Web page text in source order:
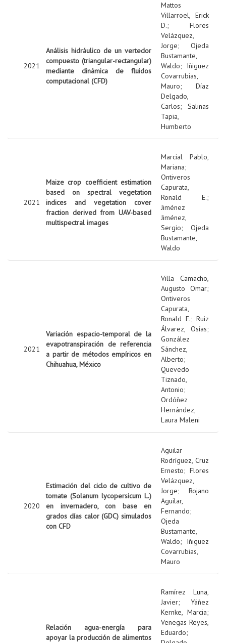
2021
Análisis hidráulico de un vertedor
compuesto (triangular-rectangular)
mediante dinámica de fluidos
computacional (CFD)
Mattos
Villarroel, Erick
D.; Flores
Velázquez,
Jorge; Ojeda
Bustamante,
Waldo; Iñiguez
Covarrubias,
Mauro; Díaz
Delgado,
Carlos; Salinas
Tapia,
Humberto
2021
Maize crop coefficient estimation
based on spectral vegetation
indices and vegetation cover
fraction derived from UAV-based
multispectral images
Marcial Pablo,
Mariana;
Ontiveros
Capurata,
Ronald E.;
Jiménez
Jiménez,
Sergio; Ojeda
Bustamante,
Waldo
2021
Variación espacio-temporal de la
evapotranspiración de referencia
a partir de métodos empíricos en
Chihuahua, México
Villa Camacho,
Augusto Omar;
Ontiveros
Capurata,
Ronald E.; Ruiz
Álvarez, Osías;
González
Sánchez,
Alberto;
Quevedo
Tiznado,
Antonio;
Ordóñez
Hernández,
Laura Maleni
2020
Estimación del ciclo de cultivo de
tomate (Solanum lycopersicum L.)
en invernadero, con base en
grados días calor (GDC) simulados
con CFD
Aguilar
Rodríguez, Cruz
Ernesto; Flores
Velázquez,
Jorge; Rojano
Aguilar,
Fernando;
Ojeda
Bustamante,
Waldo; Iñiguez
Covarrubias,
Mauro
Relación agua-energía para
apoyar la producción de alimentos
Ramírez Luna,
Javier; Yáñez
Kernke, Marcia;
Venegas Reyes,
Eduardo;